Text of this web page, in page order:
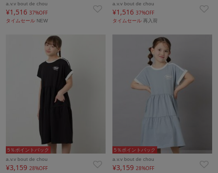
a.v.v bout de chou
¥1,516 37%OFF
タイムセール NEW
a.v.v bout de chou
¥1,516 37%OFF
タイムセール再入荷
5％ポイントバック
a.v.v bout de chou
¥3,159 28%OFF
5％ポイントバック
a.v.v bout de chou
¥3,15928%OFF